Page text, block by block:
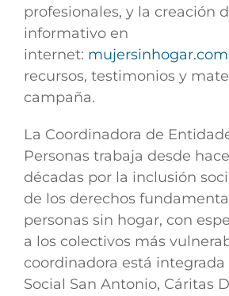
profesionales, y la creación
informativo en
internet: mujersinhogar.com
recursos, testimonios y
campaña.
La Coordinadora de
Personas trabaja desde
décadas por la inclusión
de los derechos
personas sin hogar, con
a los colectivos más
coordinadora está integrada
Social San Antonio, Cáritas